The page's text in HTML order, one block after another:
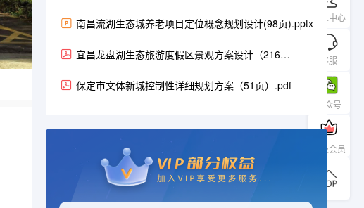
个人中心
客服
公众号
升级会员
南昌流湖生态城养老项目定位概念规划设计(98页).pptx
宜昌龙盘湖生态旅游度假区景观方案设计（216
保定市文体新城控制性详细规划方案（51页）.pdf